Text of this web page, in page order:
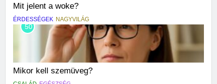
Mit jelent a woke?
ÉRDESSÉGEK NAGYVILÁG
50
Mikor kell szemüveg?